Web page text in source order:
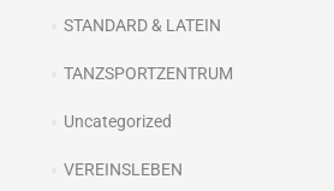
STANDARD & LATEIN
TANZSPORTZENTRUM
Uncategorized
VEREINSLEBEN